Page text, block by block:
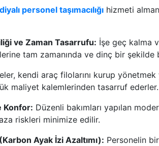
personel taşımacılığı hizmeti
ve Zaman Tasarrufu: İşe geç kalma
tam zamanında ve dinç bir şekilde
kendi araç filolarını kurup
maliyet kalemlerinden tasarruf ederler.
Konfor: Düzenli bakımları yapılan
riskleri minimize edilir.
Ayak İzi Azaltımı): Personelin